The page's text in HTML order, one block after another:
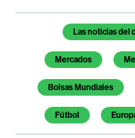
Temas de esteLas noticias del
Mercados
Bolsas Mundiales
Fútbol